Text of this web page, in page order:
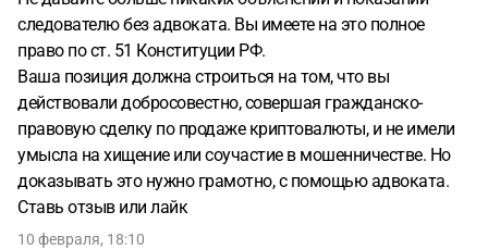
следователю без адвоката. Вы имеете на это полное
право по ст. 51 Конституции РФ.
Ваша позиция должна строиться на том, что вы
действовали добросовестно, совершая гражданско-
правовую сделку по продаже криптовалюты, и не имели
умысла на хищение или соучастие в мошенничестве. Но
доказывать это нужно грамотно, с помощью адвоката.
Ставь отзыв или лайк
10 февраля, 18:10